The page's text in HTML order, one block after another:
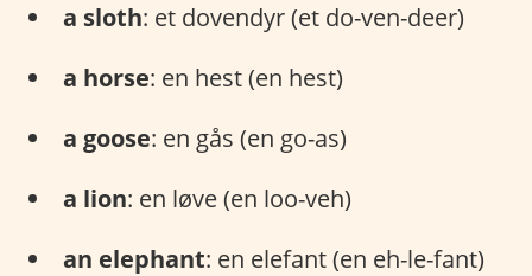
a sloth: et dovendyr (et do-ven-deer)
a horse: en hest (en hest)
a goose: en gås (en go-as)
a lion: en løve (en loo-veh)
an elephant: en elefant (en eh-le-fant)